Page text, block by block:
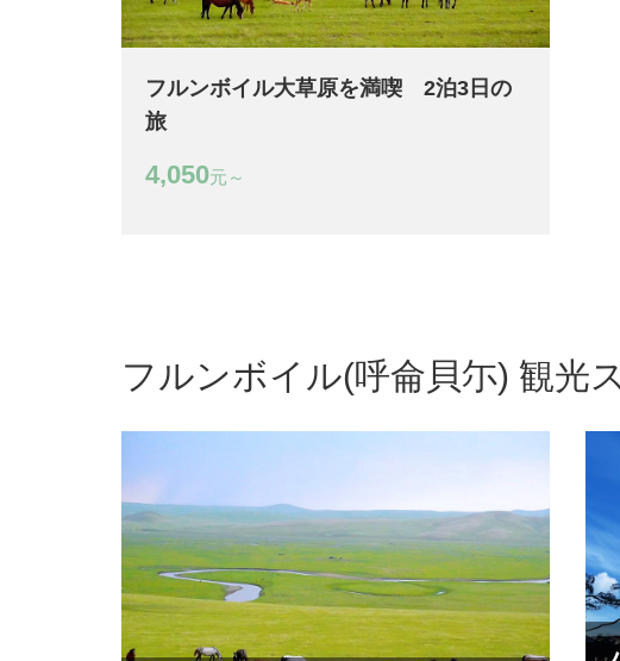
フルンボイル大草原を満喫 2泊3日の
旅
4,050元～
フルンボイル(呼侖貝尓) 観光